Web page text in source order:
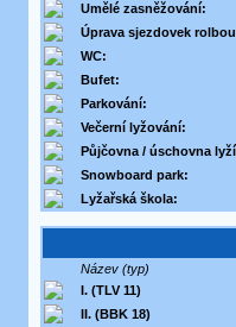
Umělé zasněžování:
Úprava sjezdovek
WC:
Bufet:
Parkování:
Večerní lyžování:
Půjčovna / úschovna
Snowboard park:
Lyžařská škola:
Název (typ)
I. (TLV 11)
II. (BBK 18)